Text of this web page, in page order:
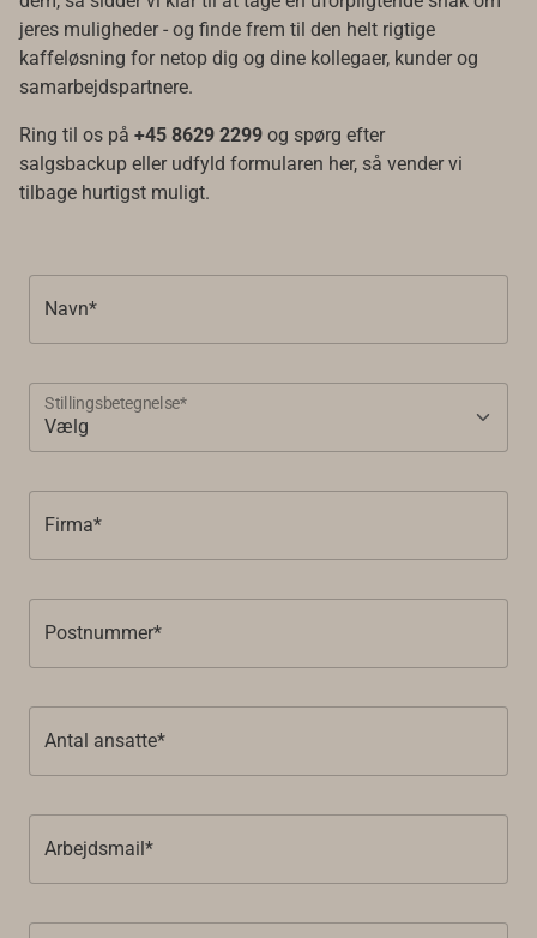
jeres muligheder - og finde frem til den helt rigtige
kaffeløsning for netop dig og dine kollegaer, kunder og
samarbejdspartnere.
Ring til os på +45 8629 2299 og spørg efter
salgsbackup eller udfyld formularen her, så vender vi
tilbage hurtigst muligt.
Navn*
Stillingsbetegnelse*
Firma*
Postnummer*
Antal ansatte*
Arbejdsmail*